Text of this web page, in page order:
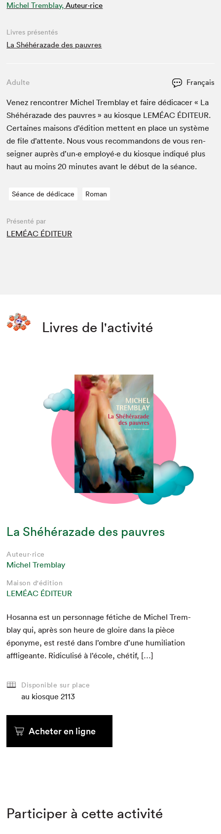
Michel Tremblay, Auteur·rice
Livres présentés
La Shéhérazade des pauvres
Adulte Français
Venez ren­con­tr­er Michel Trem­blay et faire dédi­cac­er « La
Shéhérazade des pau­vres » au kiosque LEMÉAC ÉDI­TEUR.
Cer­taines maisons d’édi­tion met­tent en place un sys­tème
de file d’at­tente. Nous vous recom­man­dons de vous ren­
seign­er auprès d’un·e employé·e du kiosque indiqué plus
haut au moins20 min­utes avant le début de la séance.
Séance de dédicace Roman
Présenté par
LEMÉAC ÉDITEUR
Livres de l'activité
La Shéhérazade des pauvres
Auteur·rice
Michel Tremblay
Maison d'édition
LEMÉAC ÉDITEUR
Hosan­na est un per­son­nage fétiche de Michel Trem­
blay qui, après son heure de gloire dans la pièce
éponyme, est resté dans l’ombre d’une humil­i­a­tion
affligeante. Ridi­culisé à l’école, chétif, […]
Disponible sur place
au kiosque 2113
Acheter en ligne
Participer à cette activité